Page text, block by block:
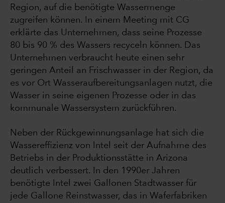
Region, auf die benötigte Wassermenge
zugreifen können. In einem Meeting mit CG
erklärte das Unternehmen, dass seine Prozesse
80 bis 90 % des Wassers recyceln können. Das
Unternehmen verbraucht heute einen sehr
geringen Anteil an Frischwasser in der Region, da
es vor Ort Wasseraufbereitungsanlagen nutzt, die
Wasser in seine eigenen Prozesse oder in das
kommunale Wassersystem zurückführen.
Neben der Rückgewinnungsanlage hat sich die
Wassereffizienz von Intel seit der Aufnahme des
Betriebs in der Produktionsstätte in Arizona
deutlich verbessert. In den 1990er Jahren
benötigte Intel zwei Gallonen Stadtwasser für
jede Gallone Reinstwasser, das in Waferfabriken